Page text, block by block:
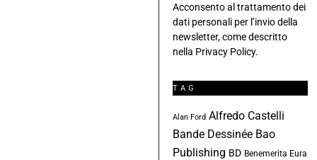
Acconsento al trattamento dei
dati personali per l’invio della
newsletter, come descritto
nella Privacy Policy.
TAG
Alan Ford Alfredo Castelli
Bande Dessinée Bao
Publishing BD Benemerita Eura